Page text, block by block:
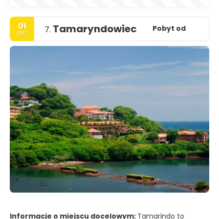
01
paź 7. Tamaryndowiec Pobyt od
Informacje o miejscu docelowym: Tamarindo to